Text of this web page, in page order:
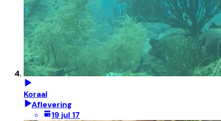
Koraal
Aflevering
19 jul 17